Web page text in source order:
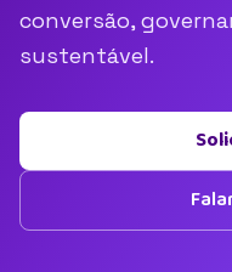
conversão,
sustentável.